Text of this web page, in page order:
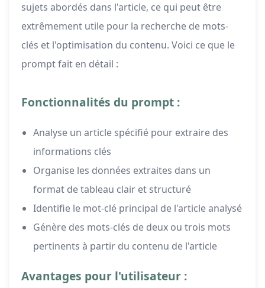
sujets abordés dans l'article, ce qui peut être
extrêmement utile pour la recherche de mots-
clés et l'optimisation du contenu. Voici ce que le
prompt fait en détail :
Fonctionnalités du prompt :
Analyse un article spécifié pour extraire des
informations clés
Organise les données extraites dans un
format de tableau clair et structuré
Identifie le mot-clé principal de l'article analysé
Génère des mots-clés de deux ou trois mots
pertinents à partir du contenu de l'article
Avantages pour l'utilisateur :